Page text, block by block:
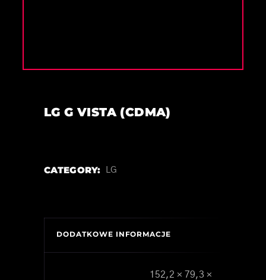
LG G VISTA (CDMA)
CATEGORY: LG
DODATKOWE INFORMACJE
152,2 × 79,3 ×